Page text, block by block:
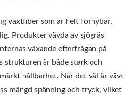
växtfiber som är helt förnybar,
Produkter vävda av sjögräs
växande efterfrågan på
strukturen är både stark och
hållbarhet. När det väl är vävt
mängd spänning och tryck, vilket